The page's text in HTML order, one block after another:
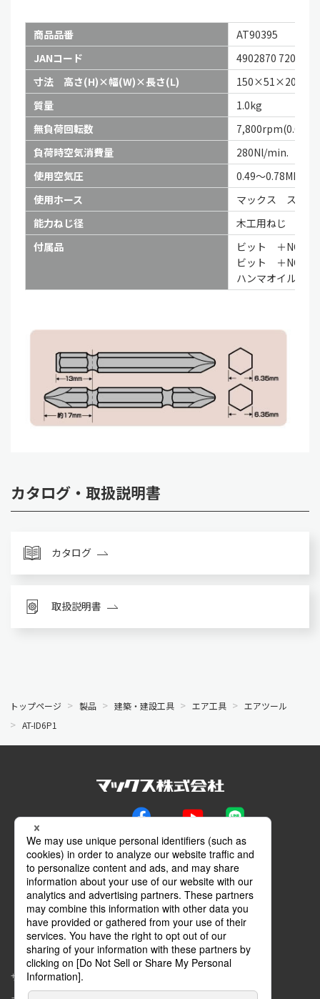
商品品番
AT90395
JANコード
4902870 720629
寸法 高さ(H)×幅(W)×長さ(L)
質量
1.0kg
無負荷回転数
負荷時空気消費量
280Nl/min.
使用空気圧
0.49～
使用ホース
マックス スーパ
能力ねじ径
木工用ねじ φ3.5
付属品
ビット ＋
ビット ＋
ハンマオイル・
カタログ・取扱説明書
カタログ
取扱説明書
トップページ 製品 建築・建設工具 エア工具
エアツール
AT-ID6P1
Facebook
YouTube LINE
メールマガジン
動画特設サイト
マイページ
サイトマップ